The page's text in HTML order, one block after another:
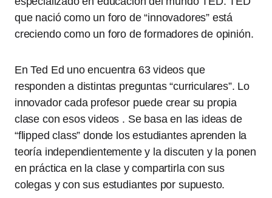
que nació como un foro de “innovadores” está
creciendo como un foro de formadores de opinión.
En Ted Ed uno encuentra 63 videos que
responden a distintas preguntas “curriculares”. Lo
innovador cada profesor puede crear su propia
clase con esos videos . Se basa en las ideas de
“flipped class” donde los estudiantes aprenden la
teoría independientemente y la discuten y la ponen
en práctica en la clase y compartirla con sus
colegas y con sus estudiantes por supuesto.